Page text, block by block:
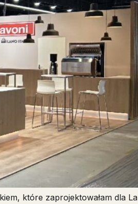
które zaprojektowałam dla La